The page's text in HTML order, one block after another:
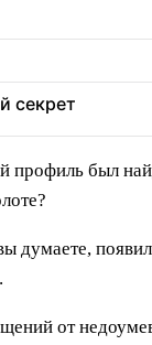
секрет
был
от